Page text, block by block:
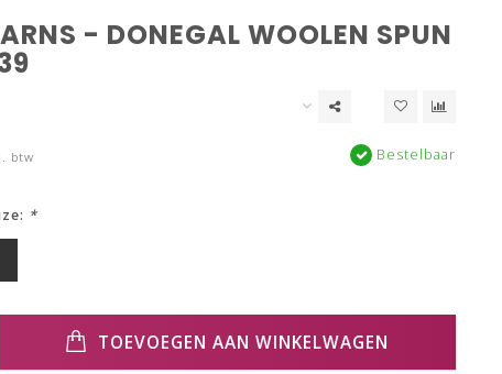
- DONEGAL WOOLEN SPUN
btw Bestelbaar
*
TOEVOEGEN AAN WINKELWAGEN